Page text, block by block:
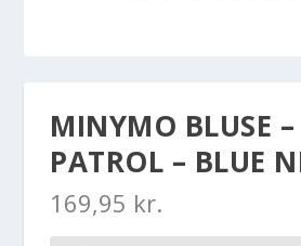
MINYMO BLUSE
PATROL – BLUE
169,95 kr.